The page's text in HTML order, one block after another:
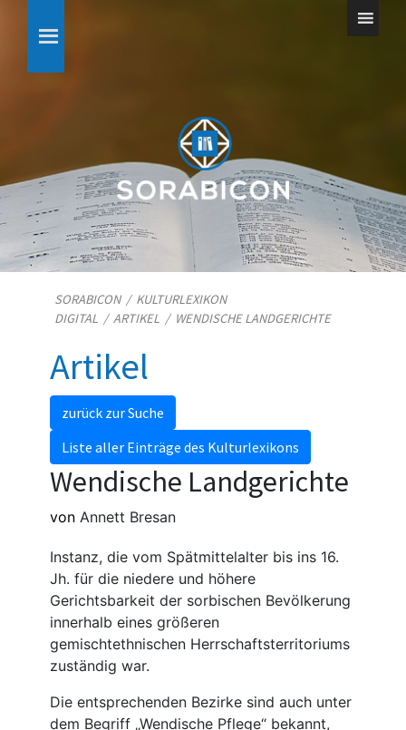
SORABICON/ KULTURLEXIKON
DIGITAL / ARTIKEL / WENDISCHE LANDGERICHTE
Artikel
zurück zur Suche
Liste aller Einträge des Kulturlexikons
Wendische Landgerichte